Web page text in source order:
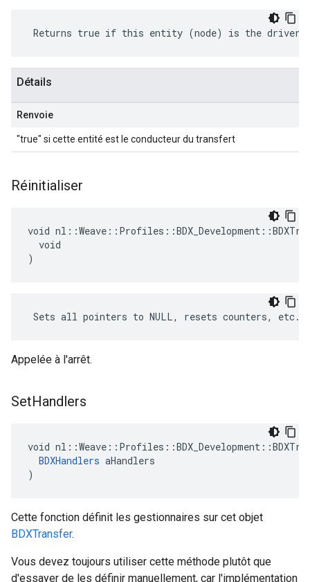
Returns true if this entity (node) is the driver
Détails
Renvoie
"true" si cette entité est le conducteur du transfert
Réinitialiser
void
  void
)
Sets all pointers to NULL, resets counters, etc.
Appelée à l'arrêt.
SetHandlers
void
BDXHandlers aHandlers
)
Cette fonction définit les gestionnaires sur cet objet
BDXTransfer.
Vous devez toujours utiliser cette méthode plutôt que
d'essayer de les définir manuellement, car l'implémentation